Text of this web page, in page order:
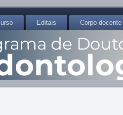
Editais Corpo docente